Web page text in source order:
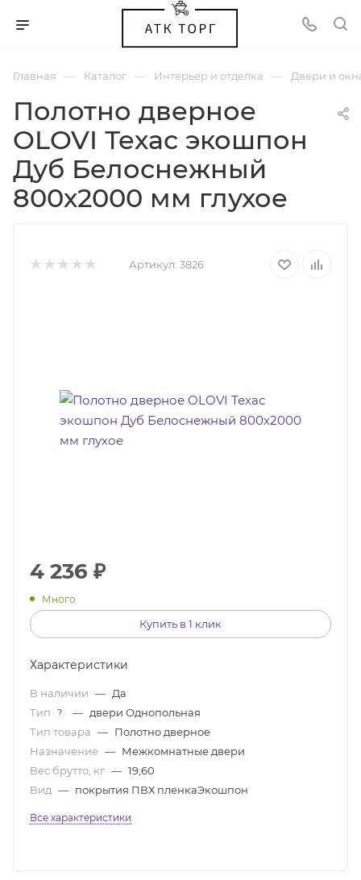
Главная — Каталог — Интерьер и отделка — Двери и
Полотно дверное
OLOVI Техас экошпон
Дуб Белоснежный
800х2000 мм глухое
Артикул: 3826
4 236 ₽
Много
Купить в 1 клик
Характеристики
В наличии — Да
Тип
? — двери Однопольная
Тип товара — Полотно дверное
Назначение — Межкомнатные двери
Вес брутто, кг — 19,60
Вид — покрытия ПВХ пленкаЭкошпон
Все характеристики